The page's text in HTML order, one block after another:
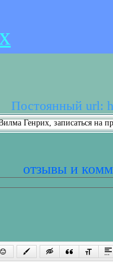
Постоянный url:
Генрих, записаться на
отзывы и